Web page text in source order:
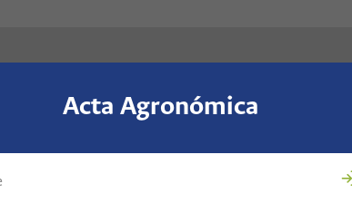
Acta Agronómica